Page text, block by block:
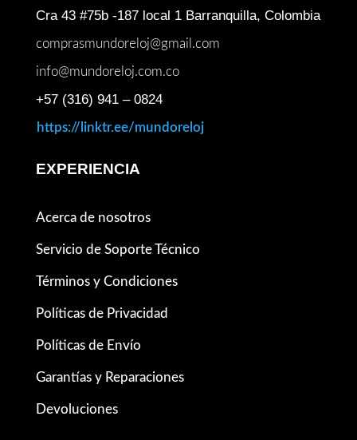
Cra 43 #75b -187 local 1 Barranquilla, Colombia
comprasmundoreloj@gmail.com
info@mundoreloj.com.co
+57 (316) 941 – 0824
https://linktr.ee/mundoreloj
EXPERIENCIA
Acerca de nosotros
Servicio de Soporte Técnico
Términos y Condiciones
Políticas de Privacidad
Políticas de Envío
Garantías y Reparaciones
Devoluciones